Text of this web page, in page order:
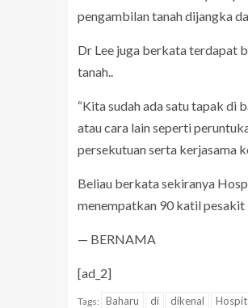
pengambilan tanah dijangka
Dr Lee juga berkata terdapat
tanah..
“Kita sudah ada satu tapak di
atau cara lain seperti
persekutuan serta kerjasama
Beliau berkata sekiranya
menempatkan 90 katil pesakit
— BERNAMA
[ad_2]
Tags: Baharu di dikenal